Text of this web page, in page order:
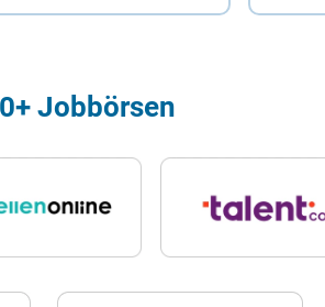
Jobbörsen